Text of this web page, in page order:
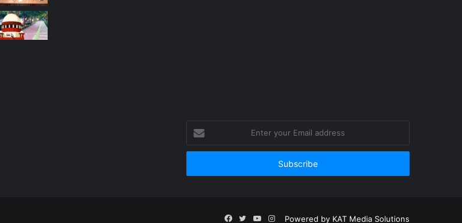
your
Email
Powered by KAT Media Solutions
Facebook
TwitterYouTube
Instagram